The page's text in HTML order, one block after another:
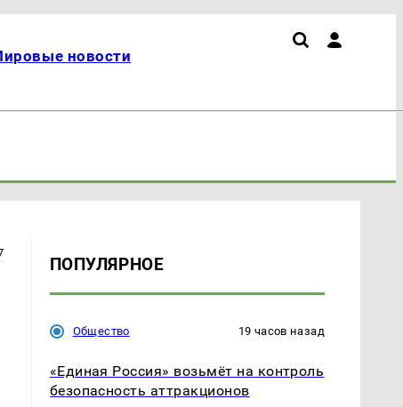
новости
ПОПУЛЯРНОЕ
Общество 19 часов назад
«Единая Россия» возьмёт на контроль
безопасность аттракционов